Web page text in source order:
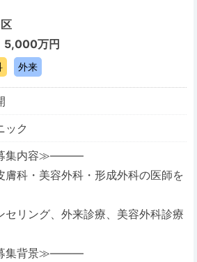
5,000万円
外来
ック
集内容≫―――
膚科・美容外科・形成外科の医師を
セリング、外来診療、美容外科診療
集背景≫―――